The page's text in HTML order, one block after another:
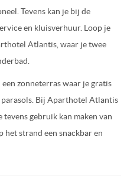
Tevens kan je bij de
en kluisverhuur. Loop je
Atlantis, waar je twee
zonneterras waar je gratis
parasols. Bij Aparthotel Atlantis
gebruik kan maken van
het strand een snackbar en